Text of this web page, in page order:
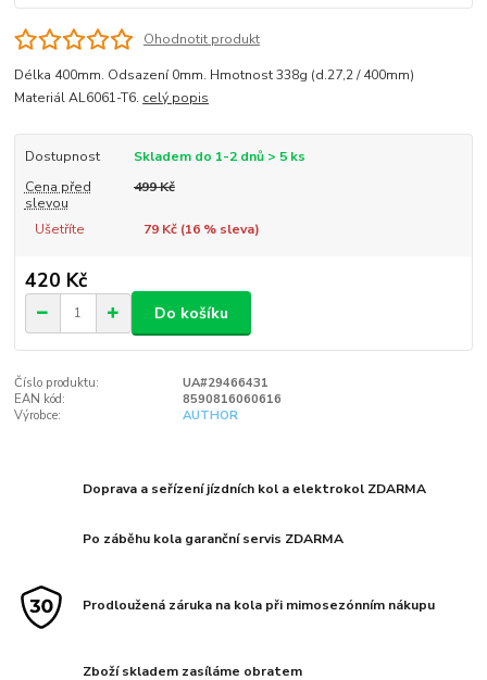
Ohodnotit produkt
Délka 400mm. Odsazení 0mm. Hmotnost 338g (d.27,2 / 400mm)
Materiál AL6061-T6. celý popis
Dostupnost
Skladem do 1-2 dnů > 5 ks
Cena před
slevou
499 Kč
Ušetříte 79 Kč (16% sleva)
420 Kč
Do košíku
Číslo produktu:
UA#29466431
EAN kód:
8590816060616
Výrobce:
AUTHOR
Doprava a seřízení jízdních kol a elektrokol ZDARMA
Po záběhu kola garanční servis ZDARMA
Prodloužená záruka na kola při mimosezónním nákupu
Zboží skladem zasíláme obratem